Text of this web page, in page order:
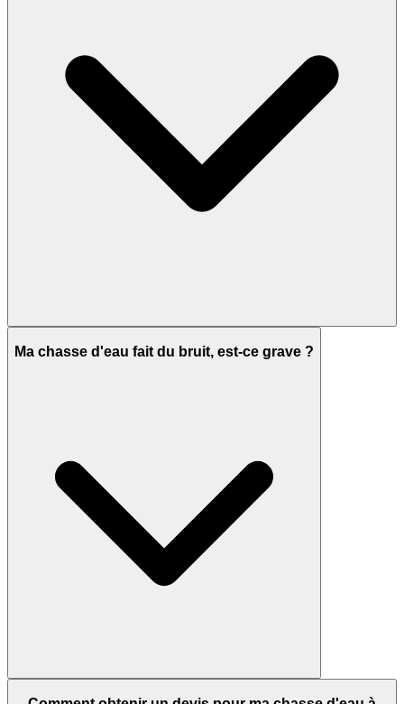
Ma chasse d'eau fait du bruit, est-ce grave ?